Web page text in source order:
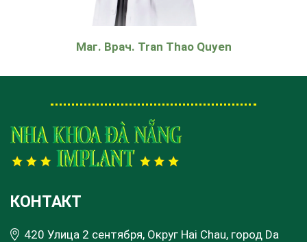
Маг. Врач. Tran Thao Quyen
КОНТАКТ
420 Улица 2 сентября, Округ Hai Chau, город Da